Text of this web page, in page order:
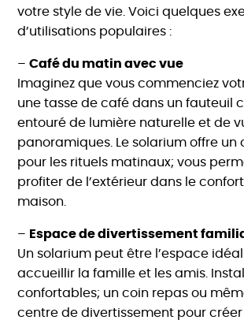
votre style de vie. Voici quelques
d’utilisations populaires :
–Café du matin avec vue
Imaginez que vous commenciez
une tasse de café dans un fauteuil
entouré de lumière naturelle et de
panoramiques. Le solarium offre un
pour les rituels matinaux; vous
profiter de l’extérieur dans le
maison.
– Espace de divertissement
Un solarium peut être l’espace
accueillir la famille et les amis.
confortables; un coin repas ou
centre de divertissement pour créer